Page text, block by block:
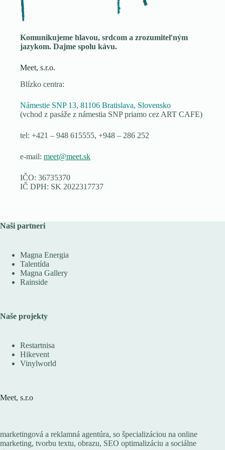
Komunikujeme hlavou, srdcom a zrozumiteľným
jazykom. Dajme spolu kávu.
Meet, s.r.o.
Blízko centra:
Námestie SNP 13, 81106 Bratislava, Slovensko
(vchod z pasáže z námestia SNP priamo cez ART CAFE)
tel: +421 – 948 615555, +948 – 286 252
e-mail: meet@meet.sk
IČO: 36735370
IČ DPH: SK 2022317737
Naši partneri
Magna Energia
Talentída
Magna Gallery
Rainside
Naše projekty
Restartnisa
Hikevent
Vinylworld
Meet, s.r.o
marketingová a reklamná agentúra, so špecializáciou na online
marketing, tvorbu textu, obrazu, SEO optimalizáciu a sociálne